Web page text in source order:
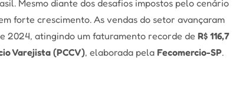
Mesmo diante dos desafios impostos pelo cenário
forte crescimento. As vendas do setor avançaram
2024, atingindo um faturamento recorde de R$ 116,7
Varejista (PCCV), elaborada pela Fecomercio-SP.